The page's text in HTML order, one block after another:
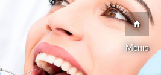
Меню